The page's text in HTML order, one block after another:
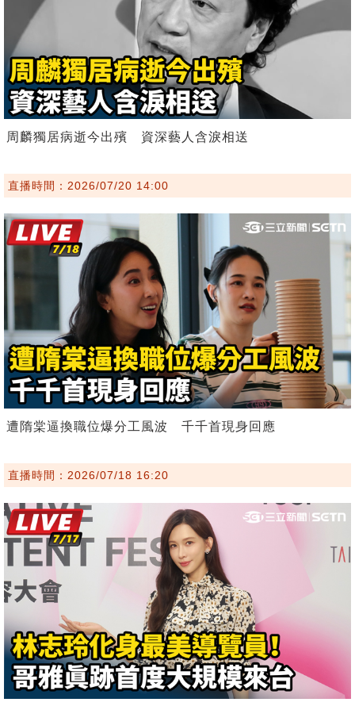
周麟獨居病逝今出殯 資深藝人含淚相送
直播時間：2026/07/20 14:00
遭隋棠逼換職位爆分工風波 千千首現身回應
直播時間：2026/07/18 16:20